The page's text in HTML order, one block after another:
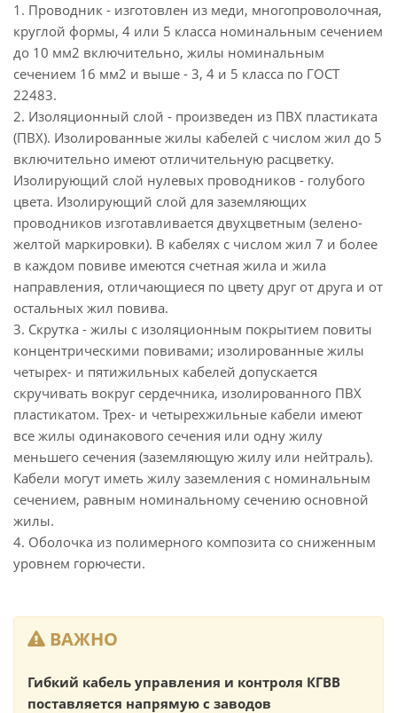
1. Проводник - изготовлен из меди, многопроволочная,
круглой формы, 4 или 5 класса номинальным сечением
до 10 мм2 включительно, жилы номинальным
сечением 16 мм2 и выше - 3, 4 и 5 класса по ГОСТ
22483.
2. Изоляционный слой - произведен из ПВХ пластиката
(ПВХ). Изолированные жилы кабелей с числом жил до 5
включительно имеют отличительную расцветку.
Изолирующий слой нулевых проводников - голубого
цвета. Изолирующий слой для заземляющих
проводников изготавливается двухцветным (зелено-
желтой маркировки). В кабелях с числом жил 7 и более
в каждом повиве имеются счетная жила и жила
направления, отличающиеся по цвету друг от друга и от
остальных жил повива.
3. Скрутка - жилы с изоляционным покрытием повиты
концентрическими повивами; изолированные жилы
четырех- и пятижильных кабелей допускается
скручивать вокруг сердечника, изолированного ПВХ
пластикатом. Трех- и четырехжильные кабели имеют
все жилы одинакового сечения или одну жилу
меньшего сечения (заземляющую жилу или нейтраль).
Кабели могут иметь жилу заземления с номинальным
сечением, равным номинальному сечению основной
жилы.
4. Оболочка из полимерного композита со сниженным
уровнем горючести.
ВАЖНО
Гибкий кабель управления и контроля КГВВ
поставляется напрямую с заводов